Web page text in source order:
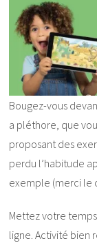
Bougez-vous
a pléthore, que
proposant des
perdu l’habitude
exemple (merci
Mettez votre
ligne. Activité bien